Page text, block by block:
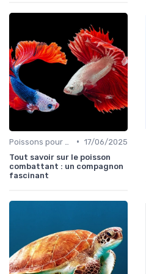
• 17/06/2025
Tout savoir sur le poisson
combattant : un compagnon
fascinant